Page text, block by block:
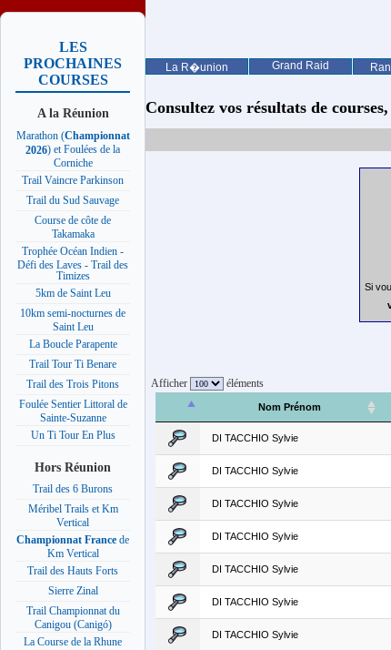
La R�union Grand Raid
LES
PROCHAINES
COURSES
A la Réunion
Marathon (Championnat
2026) et Foulées de la
Corniche
Trail Vaincre Parkinson
Trail du Sud Sauvage
Course de côte de
Takamaka
Trophée Océan Indien -
Défi des Laves - Trail des
Timizes
5km de Saint Leu
10km semi-nocturnes de
Saint Leu
La Boucle Parapente
Trail Tour Ti Benare
Trail des Trois Pitons
Foulée Sentier Littoral de
Sainte-Suzanne
Un Ti Tour En Plus
Hors Réunion
Trail des 6 Burons
Méribel Trails et Km
Vertical
Championnat France de
Km Vertical
Trail des Hauts Forts
Sierre Zinal
Trail Championnat du
Canigou (Canigó)
La Course de la Rhune
Consultez vos résultats de
Si
Afficher éléments
Nom Prénom
DI TACCHIO Sylvie
DI TACCHIO Sylvie
DI TACCHIO Sylvie
DI TACCHIO Sylvie
DI TACCHIO Sylvie
DI TACCHIO Sylvie
DI TACCHIO Sylvie